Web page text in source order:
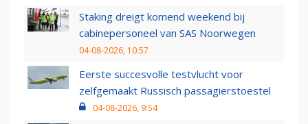
Staking dreigt komend weekend bij
cabinepersoneel van SAS Noorwegen
04-08-2026, 10:57
Eerste succesvolle testvlucht voor
zelfgemaakt Russisch passagierstoestel
04-08-2026, 9:54